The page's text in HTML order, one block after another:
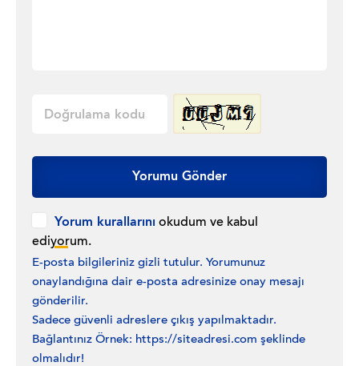
Yorumu Gönder
Yorum kurallarını okudum ve kabul
ediyorum.
E-posta bilgileriniz gizli tutulur. Yorumunuz
onaylandığına dair e-posta adresinize onay mesajı
gönderilir.
Sadece güvenli adreslere çıkış yapılmaktadır.
Bağlantınız Örnek: https://siteadresi.com şeklinde
olmalıdır!